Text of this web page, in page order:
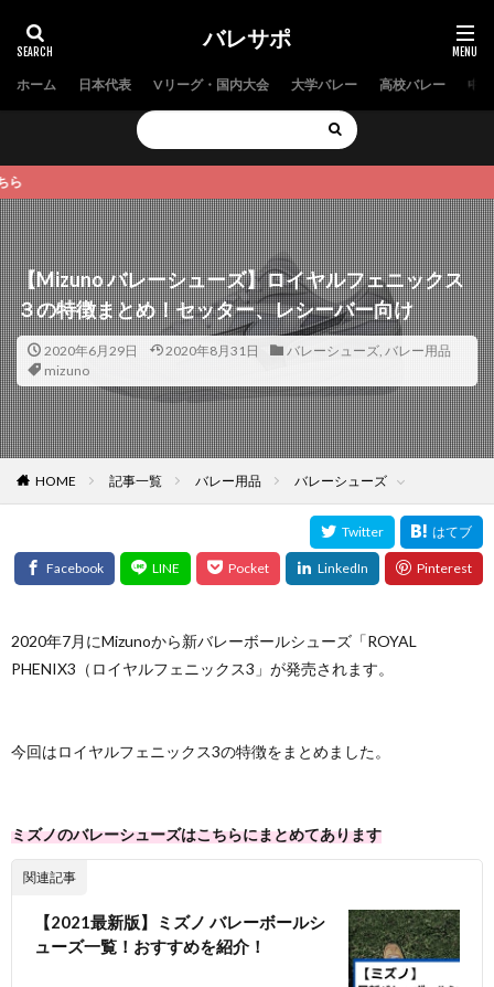
バレサポ
ホーム 日本代表 Vリーグ・国内大会 大学バレー 高校バレー 中
【Mizuno バレーシューズ】ロイヤルフェニックス
３の特徴まとめ！セッター、レシーバー向け
2020年6月29日 2020年8月31日 バレーシューズ, バレー用品
mizuno
HOME 記事一覧 バレー用品 バレーシューズ
2020年7月にMizunoから新バレーボールシューズ「ROYAL
PHENIX3（ロイヤルフェニックス3」が発売されます。
今回はロイヤルフェニックス3の特徴をまとめました。
ミズノのバレーシューズはこちらにまとめてあります
関連記事
【2021最新版】ミズノ バレーボールシ
ューズ一覧！おすすめを紹介！